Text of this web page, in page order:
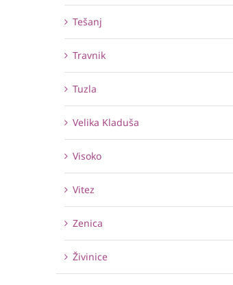
Tešanj
Travnik
Tuzla
Velika Kladuša
Visoko
Vitez
Zenica
Živinice